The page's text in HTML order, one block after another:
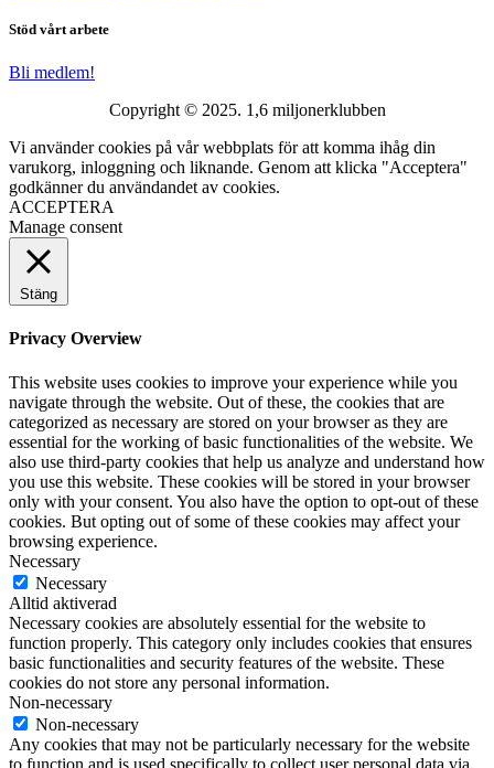
Stöd vårt arbete
Bli medlem!
Copyright © 2025. 1,6 miljonerklubben
Vi använder cookies på vår webbplats för att komma ihåg din
varukorg, inloggning och liknande. Genom att klicka "Acceptera"
godkänner du användandet av cookies.
ACCEPTERA
Manage consent
Stäng
Privacy Overview
This website uses cookies to improve your experience while you
navigate through the website. Out of these, the cookies that are
categorized as necessary are stored on your browser as they are
essential for the working of basic functionalities of the website. We
also use third-party cookies that help us analyze and understand how
you use this website. These cookies will be stored in your browser
only with your consent. You also have the option to opt-out of these
cookies. But opting out of some of these cookies may affect your
browsing experience.
Necessary
Necessary
Alltid aktiverad
Necessary cookies are absolutely essential for the website to
function properly. This category only includes cookies that ensures
basic functionalities and security features of the website. These
cookies do not store any personal information.
Non-necessary
Non-necessary
Any cookies that may not be particularly necessary for the website
to function and is used specifically to collect user personal data via